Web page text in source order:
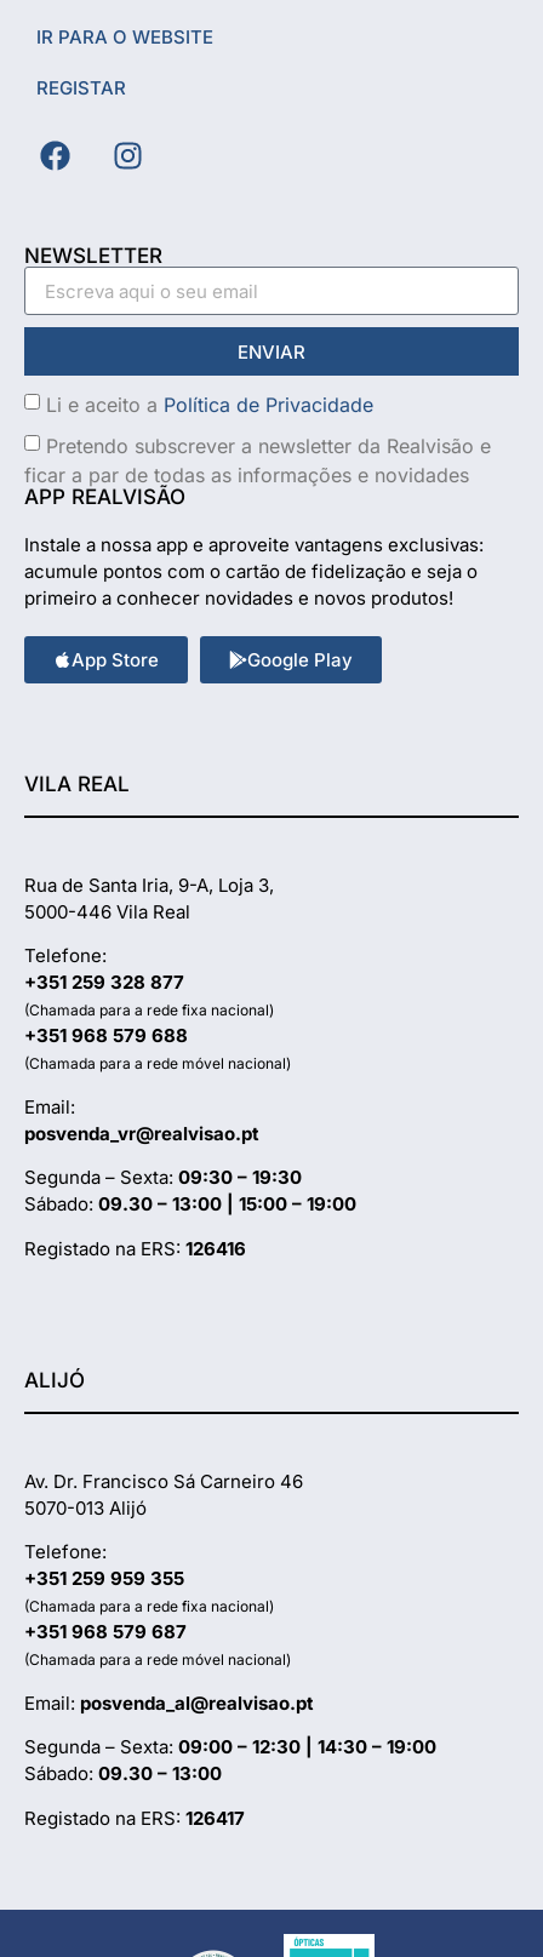
IR PARA O WEBSITE
REGISTAR
NEWSLETTER
Li e aceito a Política de Privacidade
Pretendo subscrever a newsletter da Realvisão e
ficar a par de todas as informações e novidades
ENVIAR
APP REALVISÃO
Instale a nossa app e aproveite vantagens exclusivas:
acumule pontos com o cartão de fidelização e seja o
primeiro a conhecer novidades e novos produtos!
App Store Google Play
VILA REAL
Rua de Santa Iria, 9-A, Loja 3,
5000-446 Vila Real
Telefone:
+351 259 328 877
(Chamada para a rede fixa nacional)
+351 968 579 688
(Chamada para a rede móvel nacional)
Email:
posvenda_vr@realvisao.pt
Segunda – Sexta: 09:30 – 19:30
Sábado: 09.30 – 13:00 | 15:00 – 19:00
Registado na ERS: 126416
ALIJÓ
Av. Dr. Francisco Sá Carneiro 46
5070-013 Alijó
Telefone:
+351 259 959 355
(Chamada para a rede fixa nacional)
+351 968 579 687
(Chamada para a rede móvel nacional)
Email: posvenda_al@realvisao.pt
Segunda – Sexta: 09:00 – 12:30 | 14:30 – 19:00
Sábado: 09.30 – 13:00
Registado na ERS: 126417